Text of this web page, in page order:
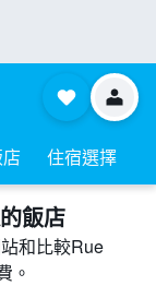
住宿選擇
飯店
和比較Rue
。